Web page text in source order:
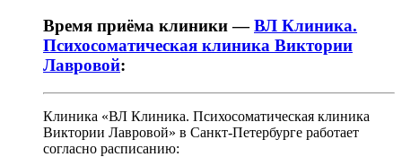
Время приёма клиники —ВЛ Клиника.
Психосоматическая клиника Виктории
Лавровой:
Клиника «ВЛ Клиника. Психосоматическая клиника
Виктории Лавровой» в Санкт-Петербурге работает
согласно расписанию: